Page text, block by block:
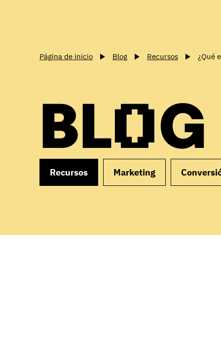
Página de inicio Blog Recursos ¿Qué
BLOG
Recursos Marketing